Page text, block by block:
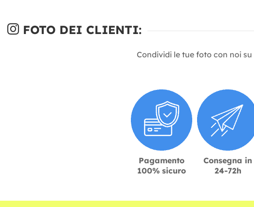
FOTO DEI CLIENTI:
Condividi le tue foto con noi su
Pagamento
100% sicuro
Consegna in
24-72h